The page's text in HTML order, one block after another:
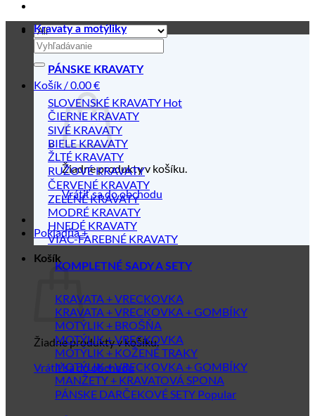
Hľadať:
Košík /0.00€
Žiadne produkty v košíku.
Vrátiť sa do obchodu
Pokladňa+
Košík
Žiadne produkty v košíku.
Vrátiť sa do obchodu
Kravaty a motýliky
PÁNSKE KRAVATY
SLOVENSKÉ KRAVATY
ČIERNE KRAVATY
SIVÉ KRAVATY
BIELE KRAVATY
ŽLTÉ KRAVATY
RUŽOVÉ KRAVATY
ČERVENÉ KRAVATY
ZELENÉ KRAVATY
MODRÉ KRAVATY
HNEDÉ KRAVATY
VIAC-FAREBNÉ KRAVATY
KOMPLETNÉ SADY A SETY
KRAVATA + VRECKOVKA
KRAVATA + VRECKOVKA + GOMBÍKY
MOTÝLIK + BROŠŇA
MOTÝLIK + VRECKOVKA
MOTÝLIK + KOŽENÉ TRAKY
MOTÝLIK + VRECKOVKA + GOMBÍKY
MANŽETY + KRAVATOVÁ SPONA
PÁNSKE DARČEKOVÉ SETY